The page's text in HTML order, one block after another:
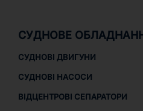
СУДНОВЕ
СУДНОВІ ДВИГУНИ
СУДНОВІ НАСОСИ
ВІДЦЕНТРОВІ СЕПАРАТОРИ